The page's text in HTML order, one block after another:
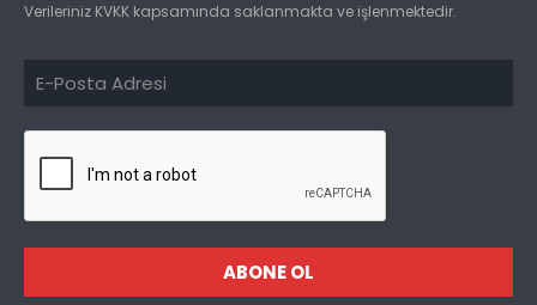
Verileriniz KVKK kapsamında saklanmakta ve işlenmektedir.
ABONE OL